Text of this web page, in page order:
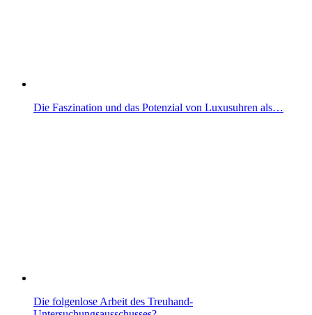
Die Faszination und das Potenzial von Luxusuhren als…
Die folgenlose Arbeit des Treuhand-